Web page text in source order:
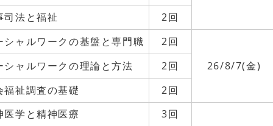
司法と福祉
2回
シャルワークの基盤と専門職
2回
26/8/7(金)
シャルワークの理論と方法
2回
福祉調査の基礎
2回
医学と精神医療
3回